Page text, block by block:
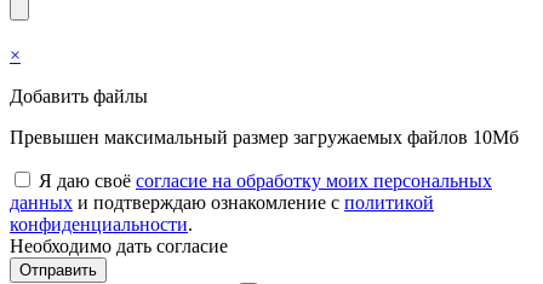
×
Добавить файлы
Превышен максимальный размер загружаемых файлов 10Мб
Я даю своё согласие на обработку моих персональных
данных и подтверждаю ознакомление с политикой
конфиденциальности.
Необходимо дать согласие
Отправить